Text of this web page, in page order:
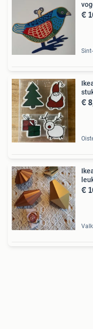
€
€
€